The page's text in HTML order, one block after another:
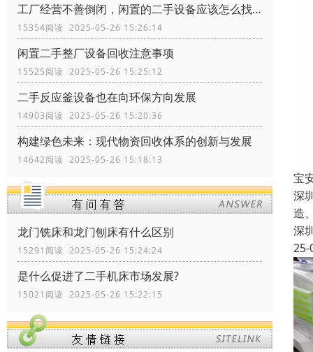
工厂经营不善倒闭，闲置的二手设备应该怎么找到买家靠谱的买家
15354阅读 2025-05-26 15:26:14
闲置二手整厂设备回收注意事项
15525阅读 2025-05-26 15:25:12
二手反应釜设备也在向环保方向发展
14903阅读 2025-05-26 15:20:36
构建绿色未来：现代物资回收体系的创新与发展
14642阅读 2025-05-26 15:18:13
龙门铣床和龙门刨床有什么区别
15291阅读 2025-05-26 15:24:24
是什么促进了二手机床市场发展?
15021阅读 2025-05-26 15:22:15
宝
深
造
深
25-